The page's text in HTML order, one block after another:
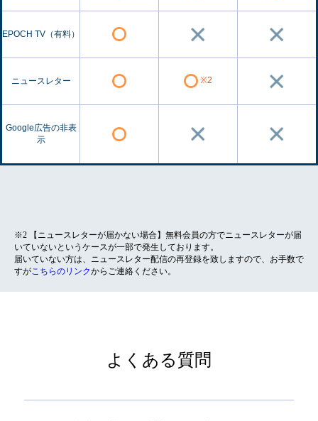
EPOCH TV（有料）
ニュースレター ※2
Google広告の非表
示
※2 【ニュースレターが届かない場合】無料会員の方でニュースレターが届
いていないというケースが一部で発生しております。
届いていない方は、ニュースレター配信の再登録を致しますので、お手数で
すがこちらのリンクからご連絡ください。
よくある質問